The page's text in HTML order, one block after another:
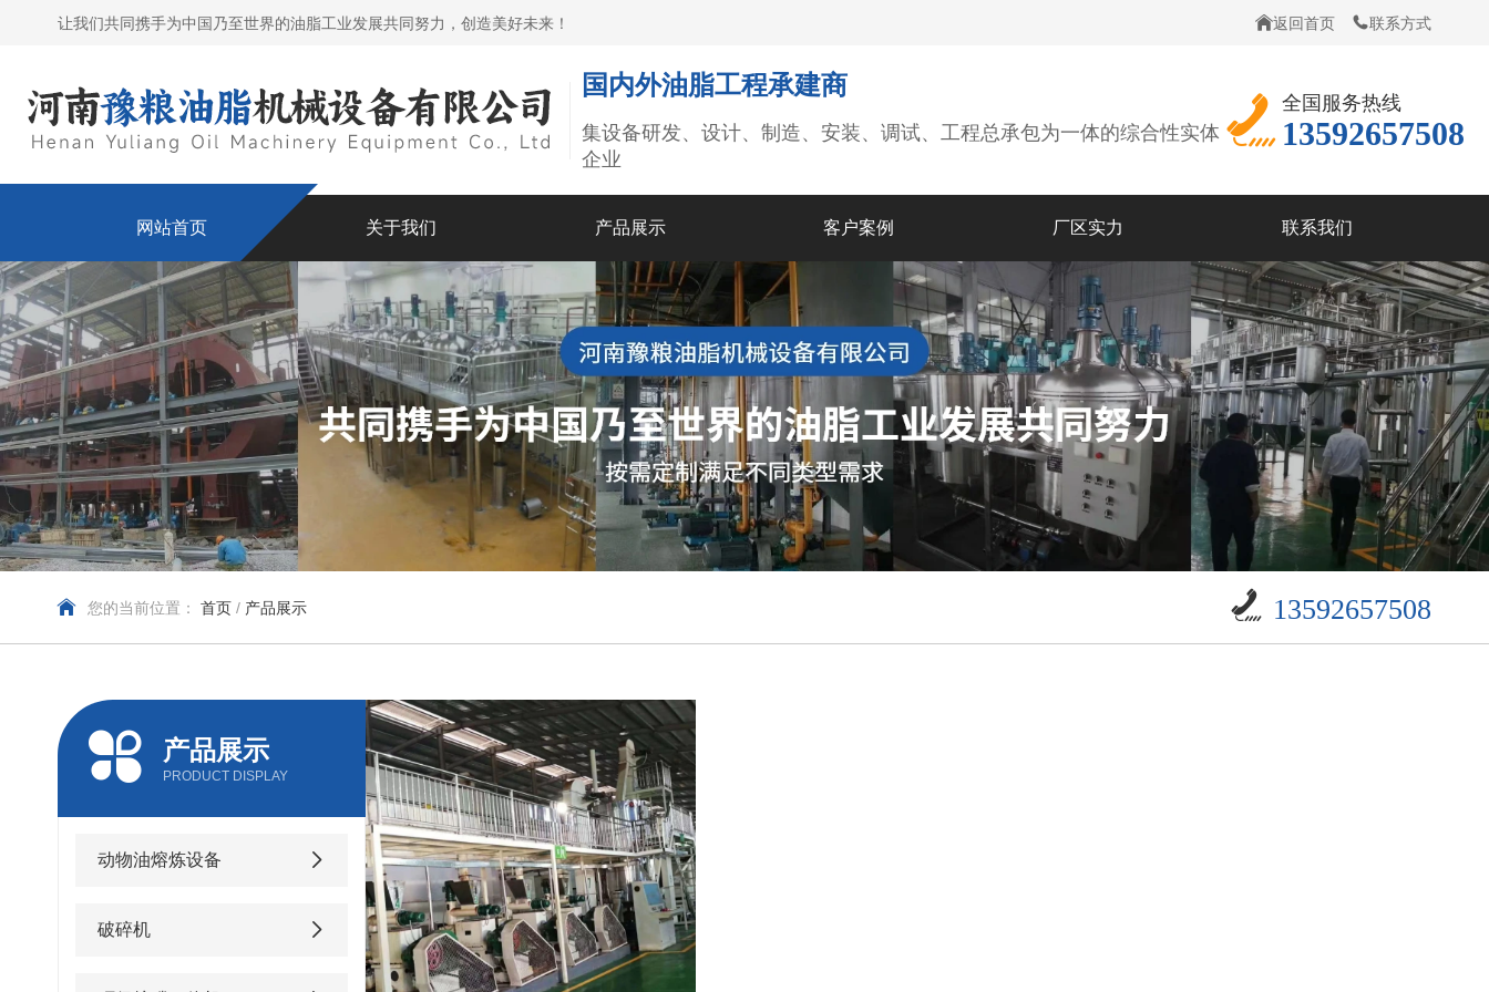
让我们共同携手为中国乃至世界的油脂工业发展共同努力，创造美好未来！ 返回首页 联系方式
国内外油脂工程承建商
集设备研发、设计、制造、安装、调试、工程总承包为一体的综合性实体
企业
全国服务热线
13592657508
网站首页 关于我们 产品展示 客户案例 厂区实力 联系我们
您的当前位置： 首页 / 产品展示 13592657508
产品展示
PRODUCT DISPLAY
动物油熔炼设备
破碎机